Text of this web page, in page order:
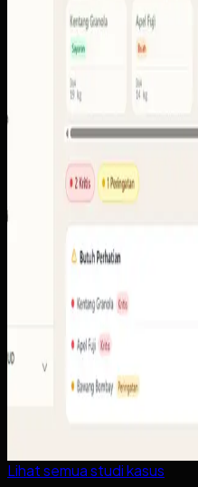
portal pengguna.
Baca studi kasus
Lihat semua studi kasus